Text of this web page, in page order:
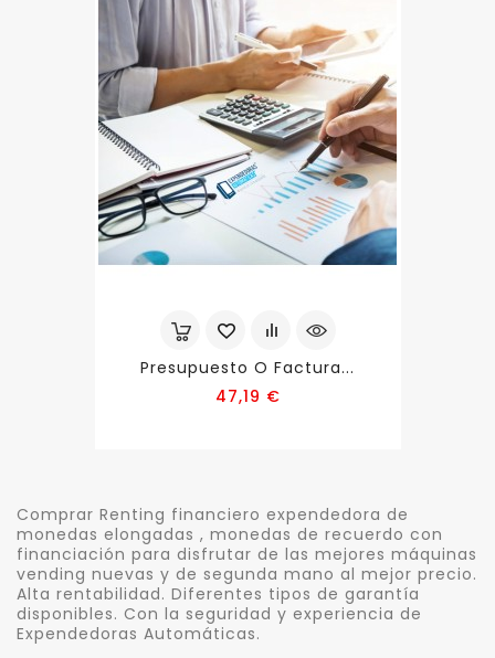
Presupuesto O Factura...
47,19 €Precio
Comprar Renting financiero expendedora de
monedas elongadas , monedas de recuerdo con
financiación para disfrutar de las mejores máquinas
vending nuevas y de segunda mano al mejor precio.
Alta rentabilidad. Diferentes tipos de garantía
disponibles. Con la seguridad y experiencia de
Expendedoras Automáticas.